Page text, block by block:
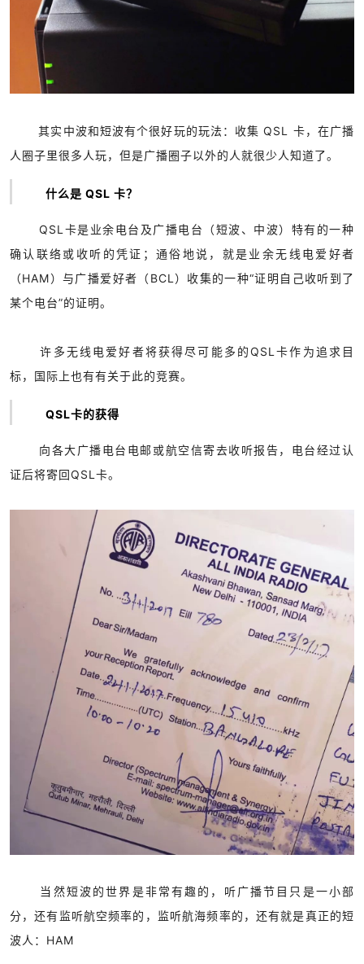
其实中波和短波有个很好玩的玩法：收集 QSL 卡，在广播
人圈子里很多人玩，但是广播圈子以外的人就很少人知道了。
什么是 QSL 卡？
QSL卡是业余电台及广播电台（短波、中波）特有的一种
确认联络或收听的凭证；通俗地说，就是业余无线电爱好者
（HAM）与广播爱好者（BCL）收集的一种“证明自己收听到了
某个电台”的证明。
许多无线电爱好者将获得尽可能多的QSL卡作为追求目
标，国际上也有有关于此的竞赛。
QSL卡的获得
向各大广播电台电邮或航空信寄去收听报告，电台经过认
证后将寄回QSL卡。
当然短波的世界是非常有趣的，听广播节目只是一小部
分，还有监听航空频率的，监听航海频率的，还有就是真正的短
波人： HAM